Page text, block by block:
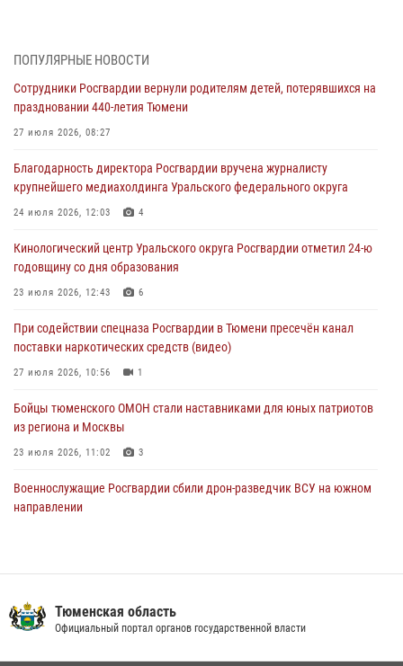
06 августа 2026, 04:41 3
Росгвардейцы в Тюменской области почтили память генерала
армии Ивана Кирилловича Яковлева
05 августа 2026, 11:03
В Тюмени офицер Росгвардии в радиоэфире напомнил гражданам о
мерах безопасного владения оружием
05 августа 2026, 09:56
Военнослужащие Росгвардии сбили дрон-разведчик ВСУ на южном
направлении
05 августа 2026, 05:35
Стальной характер продемонстрировали росгвардейцы в ходе
масштабных спортивных событий на Урале
05 августа 2026, 05:22
ПОПУЛЯРНЫЕ НОВОСТИ
Сотрудники Росгвардии вернули родителям детей, потерявшихся на
праздновании 440-летия Тюмени
27 июля 2026, 08:27
Благодарность директора Росгвардии вручена журналисту
крупнейшего медиахолдинга Уральского федерального округа
24 июля 2026, 12:03 4
Кинологический центр Уральского округа Росгвардии отметил 24-ю
годовщину со дня образования
23 июля 2026, 12:43 6
При содействии спецназа Росгвардии в Тюмени пресечён канал
поставки наркотических средств (видео)
27 июля 2026, 10:56 1
Бойцы тюменского ОМОН стали наставниками для юных патриотов
из региона и Москвы
23 июля 2026, 11:02 3
Военнослужащие Росгвардии сбили дрон-разведчик ВСУ на южном
направлении
03 августа 2026, 07:23 1
Тюменская область
Официальный портал органов государственной власти